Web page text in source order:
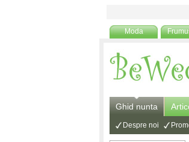
Moda
Ghid nunta
Despre noi